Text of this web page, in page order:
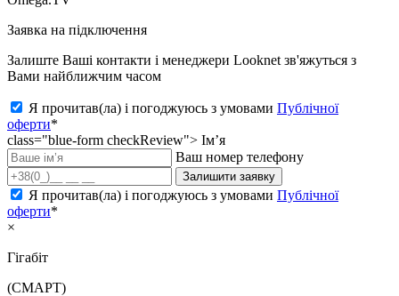
Заявка на підключення
Залиште Ваші контакти і менеджери Looknet зв'яжуться з
Вами найближчим часом
Я прочитав(ла) і погоджуюсь з умовами Публічної
оферти*
class="blue-form checkReview"> Ім’я
Ваш номер телефону
Залишити заявку
Я прочитав(ла) і погоджуюсь з умовами Публічної
оферти*
×
Гігабіт
(СМАРТ)